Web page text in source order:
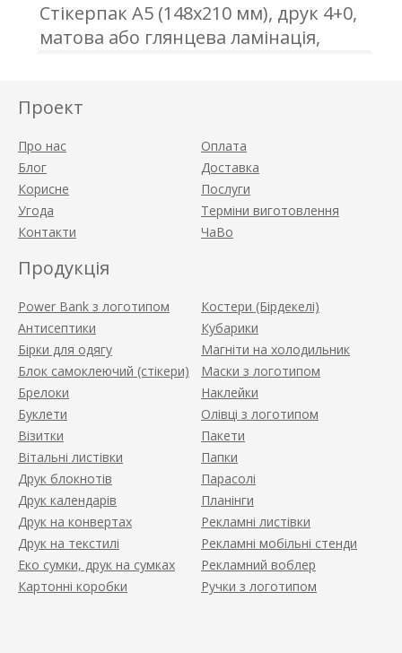
Стікерпак А5 (148х210 мм), друк 4+0,
матова або глянцева ламінація,
Проект
Про нас
Блог
Корисне
Угода
Контакти
Оплата
Доставка
Послуги
Терміни виготовлення
ЧаВо
Продукція
Power Bank з логотипом
Антисептики
Бірки для одягу
Блок самоклеючий (стікери)
Брелоки
Буклети
Візитки
Вітальні листівки
Друк блокнотів
Друк календарів
Друк на конвертах
Друк на текстилі
Еко сумки, друк на сумках
Картонні коробки
Костери (Бірдекелі)
Кубарики
Магніти на холодильник
Маски з логотипом
Наклейки
Олівці з логотипом
Пакети
Папки
Парасолі
Планінги
Рекламні листівки
Рекламні мобільні стенди
Рекламний воблер
Ручки з логотипом